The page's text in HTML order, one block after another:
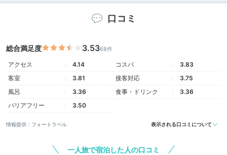
口コミ
総合満足度 3.5368件
アクセス 4.14 コスパ
3.83
客室
3.81 接客対応
3.75
風呂
3.36 食事・ドリンク
3.36
バリアフリー
3.50
情報提供：フォートラベル 表示される口コミについて
一人旅で宿泊した人の口コミ